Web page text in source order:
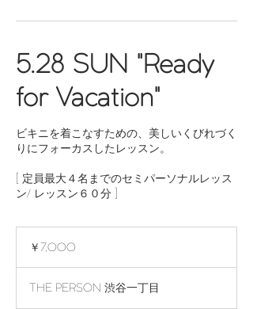
5.28 SUN "Ready
for Vacation"
ビキニを着こなすための、美しいくびれづく
りにフォーカスしたレッスン。
[ 定員最大４名までのセミパーソナルレッス
ン/ レッスン６０分 ]
￥7,000
THE PERSON 渋谷一丁目